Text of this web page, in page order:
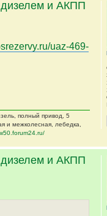
и АКПП
uaz-469-
полный привод, 5
и межколесная, лебедка,
и АКПП